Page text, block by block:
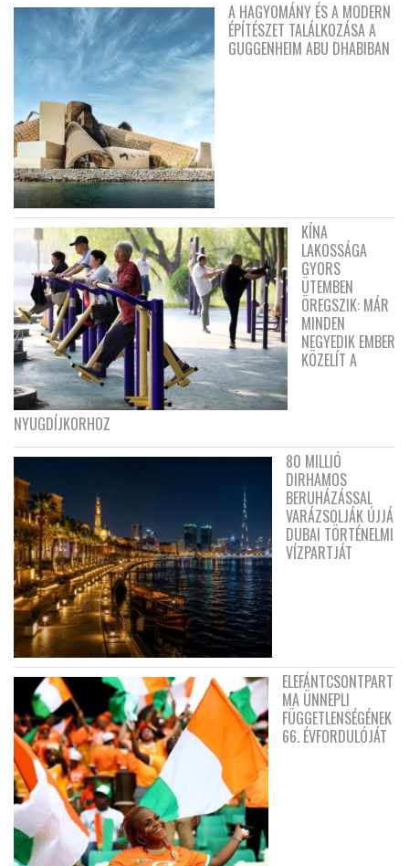
A HAGYOMÁNY ÉS A MODERN
ÉPÍTÉSZET TALÁLKOZÁSA A
GUGGENHEIM ABU DHABIBAN
KÍNA
LAKOSSÁGA
GYORS
ÜTEMBEN
ÖREGSZIK: MÁR
MINDEN
NEGYEDIK EMBER
KÖZELÍT A
NYUGDÍJKORHOZ
80 MILLIÓ
DIRHAMOS
BERUHÁZÁSSAL
VARÁZSOLJÁK ÚJJÁ
DUBAI TÖRTÉNELMI
VÍZPARTJÁT
ELEFÁNTCSONTPART
MA ÜNNEPLI
FÜGGETLENSÉGÉNEK
66. ÉVFORDULÓJÁT